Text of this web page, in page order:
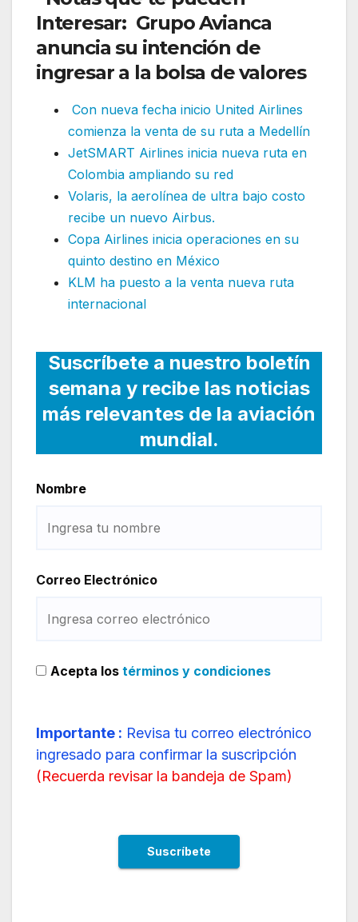
Interesar: Grupo Avianca
anuncia su intención de
ingresar a la bolsa de valores
Con nueva fecha inicio United Airlines
comienza la venta de su ruta a Medellín
JetSMART Airlines inicia nueva ruta en
Colombia ampliando su red
Volaris, la aerolínea de ultra bajo costo
recibe un nuevo Airbus.
Copa Airlines inicia operaciones en su
quinto destino en México
KLM ha puesto a la venta nueva ruta
internacional
Suscríbete a nuestro boletín
semana y recibe las noticias
más relevantes de la aviación
mundial.
Nombre
Correo Electrónico
Acepta los términos y condiciones
Importante : Revisa tu correo electrónico
ingresado para confirmar la suscripción
(Recuerda revisar la bandeja de Spam)